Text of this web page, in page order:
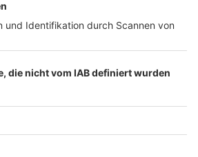
Datenschutz Impressum